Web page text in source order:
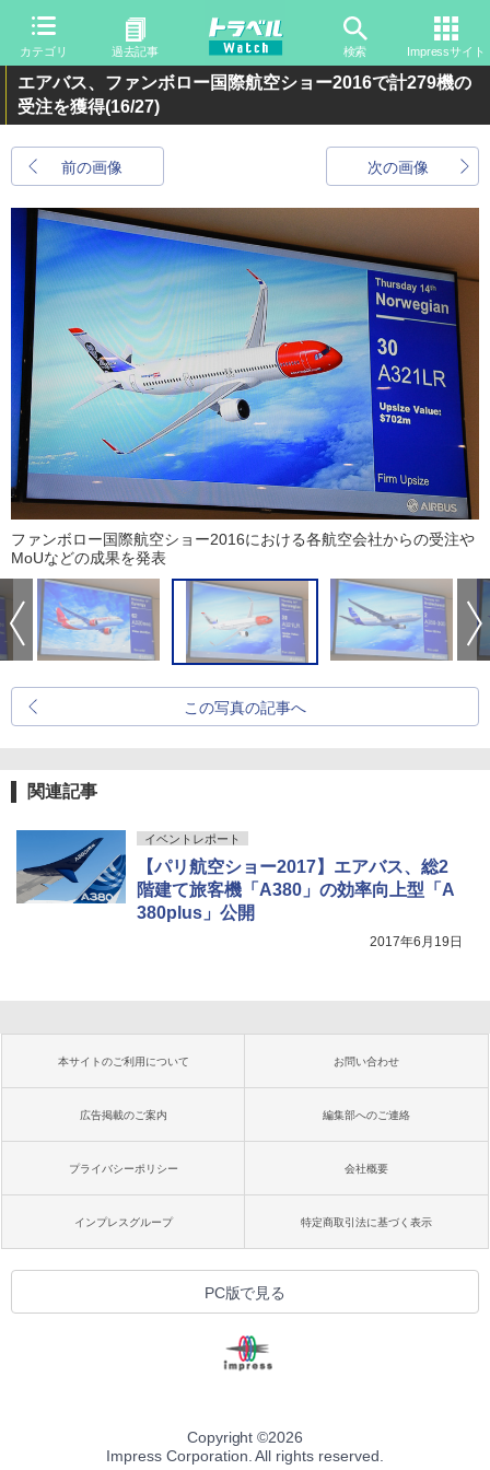
カテゴリ 過去記事 検索 Impressサイト
エアバス、ファンボロー国際航空ショー2016で計279機の
受注を獲得(16/27)
前の画像 次の画像
ファンボロー国際航空ショー2016における各航空会社からの受注や
MoUなどの成果を発表
この写真の記事へ
関連記事
イベントレポート
【パリ航空ショー2017】エアバス、総2
階建て旅客機「A380」の効率向上型「A
380plus」公開
2017年6月19日
本サイトのご利用について お問い合わせ
広告掲載のご案内 編集部へのご連絡
プライバシーポリシー 会社概要
インプレスグループ 特定商取引法に基づく表示
PC版で見る
Copyright ©2026
Impress Corporation. All rights reserved.